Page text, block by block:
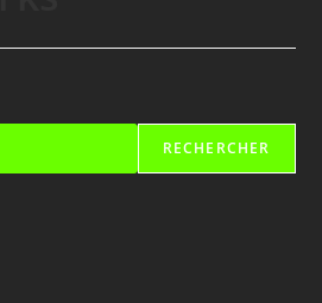
RECHERCHER